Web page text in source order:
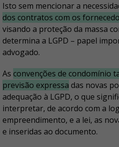
Isto sem mencionar a
dos contratos com os
visando a proteção da massa
determina a LGPD – papel
advogado.
As convenções de condomínio
previsão expressa das novas
adequação à LGPD, o que
interpretar, de acordo com a
empreendimento, e a lei, as
e inseridas ao documento.